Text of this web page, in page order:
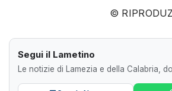
©
Segui il Lametino
Le notizie di Lamezia e della Calabria,